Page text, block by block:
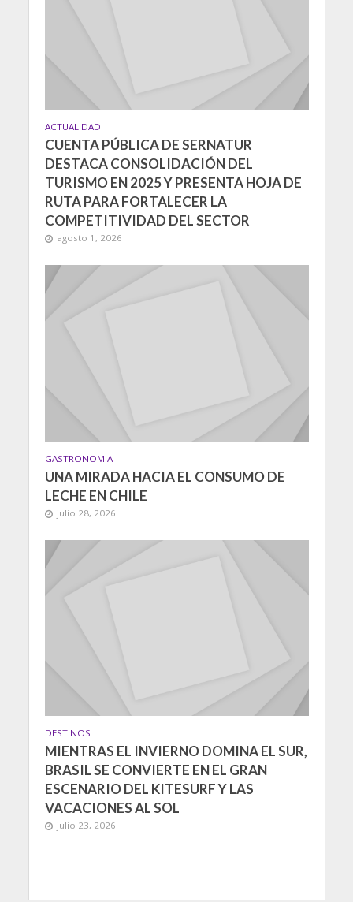
ACTUALIDAD
CUENTA PÚBLICA DE SERNATUR
DESTACA CONSOLIDACIÓN DEL
TURISMO EN 2025 Y PRESENTA HOJA DE
RUTA PARA FORTALECER LA
COMPETITIVIDAD DEL SECTOR
agosto 1, 2026
GASTRONOMIA
UNA MIRADA HACIA EL CONSUMO DE
LECHE EN CHILE
julio 28, 2026
DESTINOS
MIENTRAS EL INVIERNO DOMINA EL SUR,
BRASIL SE CONVIERTE EN EL GRAN
ESCENARIO DEL KITESURF Y LAS
VACACIONES AL SOL
julio 23, 2026